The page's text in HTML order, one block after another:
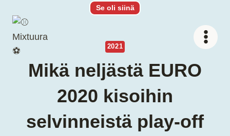
sisältöön
Se oli siinä
2021
Mikä neljästä EURO
2020 kisoihin
selvinneistä play-off